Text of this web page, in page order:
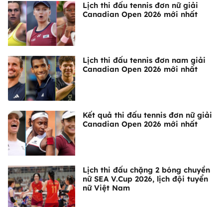
Lịch thi đấu tennis đơn nữ giải
Canadian Open 2026 mới nhất
Lịch thi đấu tennis đơn nam giải
Canadian Open 2026 mới nhất
Kết quả thi đấu tennis đơn nữ giải
Canadian Open 2026 mới nhất
Lịch thi đấu chặng 2 bóng chuyền
nữ SEA V.Cup 2026, lịch đội tuyển
nữ Việt Nam